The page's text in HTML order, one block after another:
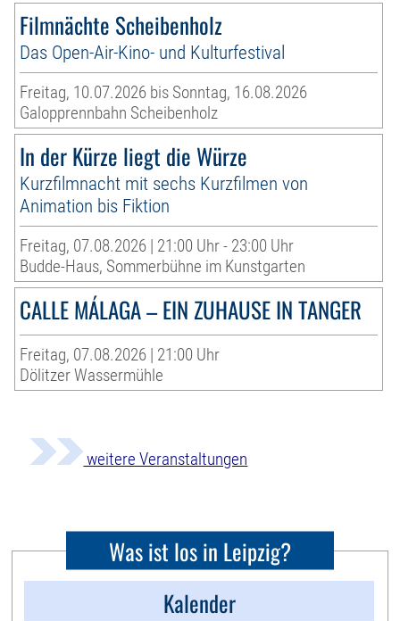
Filmnächte Scheibenholz
Das Open-Air-Kino- und Kulturfestival
Freitag, 10.07.2026 bis Sonntag, 16.08.2026
Galopprennbahn Scheibenholz
In der Kürze liegt die Würze
Kurzfilmnacht mit sechs Kurzfilmen von
Animation bis Fiktion
Freitag, 07.08.2026 | 21:00 Uhr - 23:00 Uhr
Budde-Haus, Sommerbühne im Kunstgarten
CALLE MÁLAGA – EIN ZUHAUSE IN TANGER
Freitag, 07.08.2026 | 21:00 Uhr
Dölitzer Wassermühle
weitere Veranstaltungen
Was ist los in Leipzig?
Kalender